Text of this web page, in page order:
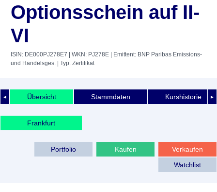
Optionsschein auf II-
VI
ISIN: DE000PJ278E7 | WKN: PJ278E | Emittent: BNP Paribas Emissions-
und Handelsges. | Typ: Zertifikat
◄ ►
Übersicht Stammdaten Kurshistorie
Frankfurt
Verkaufen
Kaufen
Portfolio
Watchlist